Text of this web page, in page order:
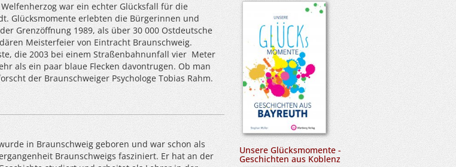
war ein echter Glücksfall für die
Glücksmomente erlebten die Bürgerinnen und
Grenzöffnung 1989, als über 30 000 Ostdeutsche
Meisterfeier von Eintracht Braunschweig.
die 2003 bei einem Straßenbahnunfall vier Meter
als ein paar blaue Flecken davontrugen. Ob man
der Braunschweiger Psychologe Tobias Rahm.
in Braunschweig geboren und war schon als
Braunschweigs fasziniert. Er hat an der
Unsere Glücksmomente -
Geschichten aus Koblenz